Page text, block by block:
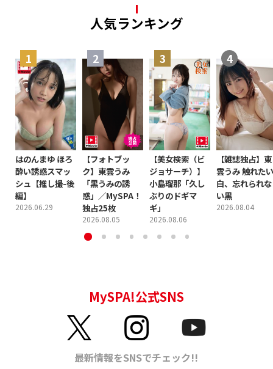
人気ランキング
はのんまゆ ほろ
酔い誘惑スマッ
シュ【推し撮-後
編】
2026.06.29
【フォトブッ
ク】東雲うみ
「黒うみの誘
惑」／MySPA！
独占25枚
2026.08.05
【美女検索（ビ
ジョサーチ）】
小島瑠那「久し
ぶりのドギマ
ギ」
2026.08.06
【雑誌独占】東
雲うみ 触れたい
白、忘れられな
い黒
2026.08.04